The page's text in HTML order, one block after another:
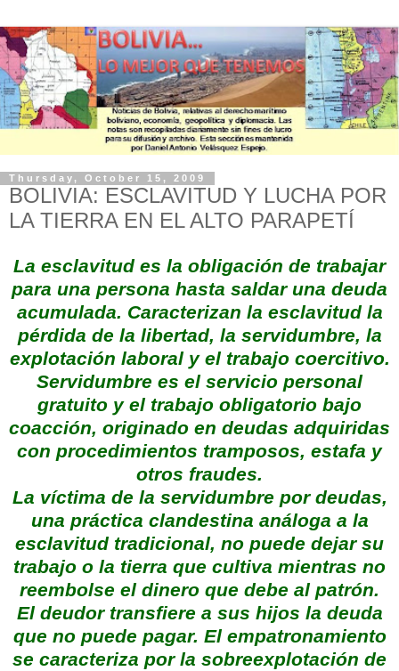
Thursday, October 15, 2009
BOLIVIA: ESCLAVITUD Y LUCHA POR
LA TIERRA EN EL ALTO PARAPETÍ
La esclavitud es la obligación de trabajar
para una persona hasta saldar una deuda
acumulada. Caracterizan la esclavitud la
pérdida de la libertad, la servidumbre, la
explotación laboral y el trabajo coercitivo.
Servidumbre es el servicio personal
gratuito y el trabajo obligatorio bajo
coacción, originado en deudas adquiridas
con procedimientos tramposos, estafa y
otros fraudes.
La víctima de la servidumbre por deudas,
una práctica clandestina análoga a la
esclavitud tradicional, no puede dejar su
trabajo o la tierra que cultiva mientras no
reembolse el dinero que debe al patrón.
El deudor transfiere a sus hijos la deuda
que no puede pagar. El empatronamiento
se caracteriza por la sobreexplotación de